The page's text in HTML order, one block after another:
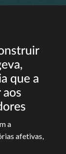
que a
a
afetivas,